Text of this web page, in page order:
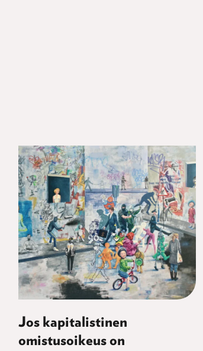
Jos kapitalistinen
omistusoikeus on